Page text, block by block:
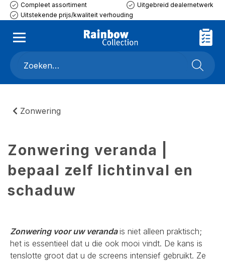
Compleet assortiment
Uitgebreid dealernetwerk
Uitstekende prijs/kwaliteit verhouding
Zonwering
Zonwering veranda |
bepaal zelf lichtinval en
schaduw
Zonwering voor uw verandais niet alleen praktisch;
het is essentieel dat u die ook mooi vindt. De kans is
tenslotte groot dat u de screens intensief gebruikt. Ze